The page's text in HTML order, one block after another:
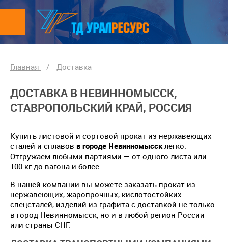
Главная / Доставка
ДОСТАВКА В НЕВИННОМЫССК,
СТАВРОПОЛЬСКИЙ КРАЙ, РОССИЯ
Купить листовой и сортовой прокат из нержавеющих
сталей и сплавов в городе Невинномыссклегко.
Отгружаем любыми партиями — от одного листа или
100 кг до вагона и более.
В нашей компании вы можете заказать прокат из
нержавеющих, жаропрочных, кислотостойких
спецсталей, изделий из графита с доставкой не только
в город Невинномысск, но и в любой регион России
или страны СНГ.